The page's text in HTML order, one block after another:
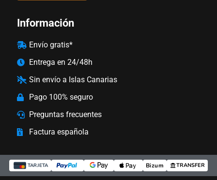
Información
Envío gratis*
Entrega en 24/48h
Sin envío a Islas Canarias
Pago 100% seguro
Preguntas frecuentes
Factura española
TARJETA Bizum TRANSFER